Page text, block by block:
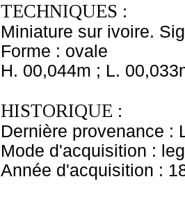
TECHNIQUES :
Miniature sur ivoire.
Forme : ovale
H. 00,044m ; L.
HISTORIQUE :
Dernière provenance :
Mode d'acquisition :
Année d'acquisition :